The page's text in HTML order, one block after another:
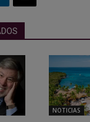
NOTICIAS